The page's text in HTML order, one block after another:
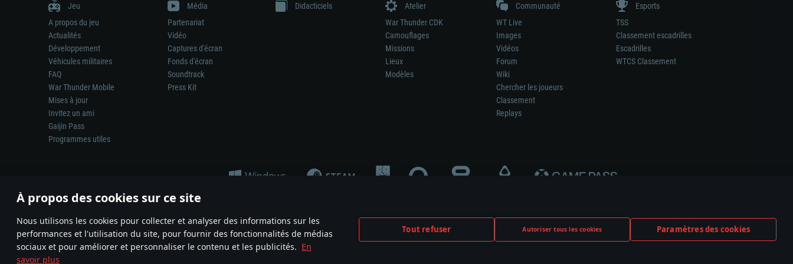
À propos des cookies sur ce site
Nous utilisons les cookies pour collecter et analyser des informations sur les
performances et l'utilisation du site, pour fournir des fonctionnalités de médias
sociaux et pour améliorer et personnaliser le contenu et les publicités. En
savoir plus
Tout refuser Autoriser tous les cookies Paramètres des cookies
Jeu
A propos du jeu
Actualités
Développement
Véhicules militaires
FAQ
War Thunder Mobile
Mises à jour
Invitez un ami
Gaijin Pass
Programmes utiles
Média
Partenariat
Vidéo
Captures d'écran
Fonds d'écran
Soundtrack
Press Kit
Didacticiels
Atelier
War Thunder CDK
Camouflages
Missions
Lieux
Modèles
Communauté
WT Live
Images
Vidéos
Forum
Wiki
Chercher les joueurs
Classement
Replays
Esports
TSS
Classement escadrilles
Escadrilles
WTCS Classement
La représentation d’une arme ou d’un véhicule réel dans ce jeu ne signifie pas la participation au développement du jeu, le sponsoring ou à l’approbation de tout fabricant d’armes ou de véhicule.
© 2011—2026 Gaijin Games Kft. All trademarks, logos and brand names are the property of their respective owners.
Termes et conditions